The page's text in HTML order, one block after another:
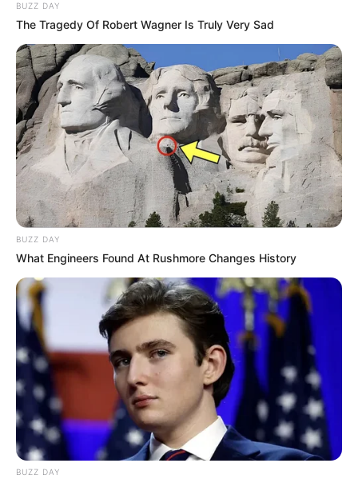
BUZZ DAY
The Tragedy Of Robert Wagner Is Truly Very Sad
BUZZ DAY
What Engineers Found At Rushmore Changes History
BUZZ DAY